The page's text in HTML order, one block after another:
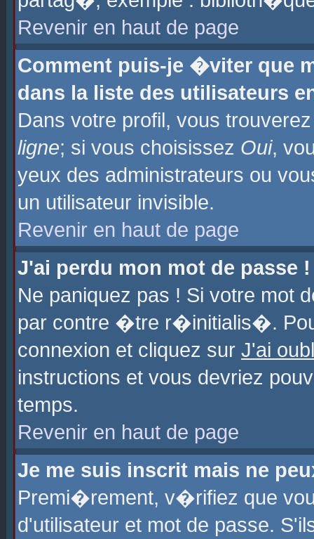
Revenir en haut de page
Comment puis-je �viter que
dans la liste des utilisateurs
Dans votre profil, vous
ligne; si vous choisissez Oui,
yeux des administrateurs ou
un utilisateur invisible.
Revenir en haut de page
J'ai perdu mon mot de passe !
Ne paniquez pas ! Si votre
par contre �tre r�initialis�.
connexion et cliquez sur J'ai
instructions et vous devriez
temps.
Revenir en haut de page
Je me suis inscrit mais ne
Premi�rement, v�rifiez que
d'utilisateur et mot de passe.